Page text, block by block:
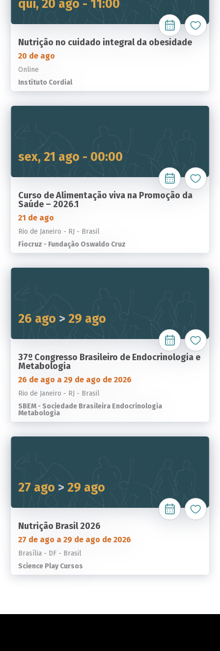
qui, 20 ago - 11:00
Nutrição no cuidado integral da obesidade
20 de ago
Online
Instituto Cordial
sex, 21 ago - 00:00
Curso de Alimentação viva na Promoção da
Saúde – 2026.1
21 de ago
Rio de Janeiro - RJ - Brasil
Fiocruz - Fundação Oswaldo Cruz
26 ago> 29 ago
37º Congresso Brasileiro de Endocrinologia e
Metabologia
26 de ago a 29 de ago de 2026
Rio de Janeiro - RJ - Brasil
SBEM - Sociedade Brasileira Endocrinologia
Metabologia
27 ago> 29 ago
Nutrição Brasil 2026
27 de ago a 29 de ago de 2026
Brasília - DF - Brasil
Science Play Cursos